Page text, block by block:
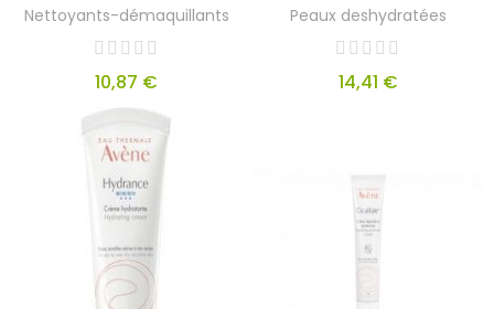
Nettoyants-démaquillants
10,87 €
Peaux deshydratées
14,41 €